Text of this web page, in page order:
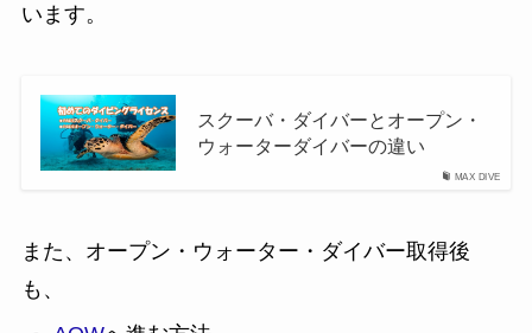
います。
MAX DIVE
スクーバ・ダイバーとオープン・
ウォーターダイバーの違い
また、オープン・ウォーター・ダイバー取得後
も、